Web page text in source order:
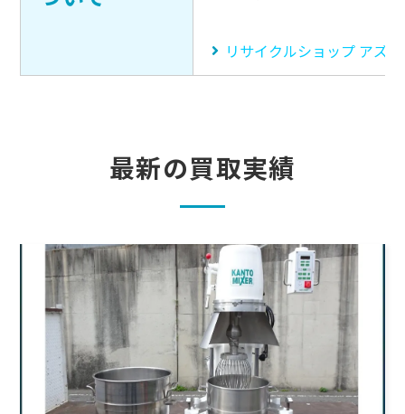
リサイクルショップ アズ
最新の買取実績